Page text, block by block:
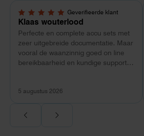
Geverifieerde klant
5,0 van 5 sterren
Klaas wouterlood
Perfecte en complete accu sets met
zeer uitgebreide documentatie. Maar
vooral de waanzinnig goed on line
bereikbaarheid en kundige support
5 augustus 2026